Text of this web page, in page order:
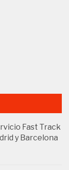
Fast Track
y Barcelona